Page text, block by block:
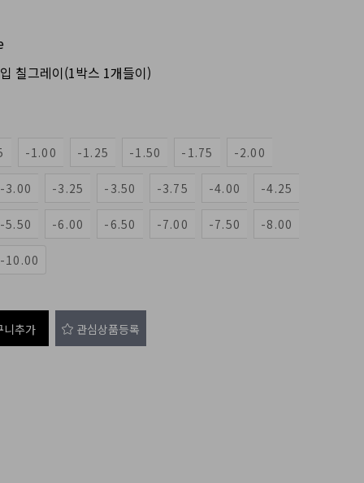
칠그레이(1박스 1개들이)
-1.00 -1.25 -1.50 -1.75 -2.00
-3.00 -3.25 -3.50 -3.75 -4.00 -4.25
-5.50 -6.00 -6.50 -7.00 -7.50 -8.00
-10.00
니추가 관심상품등록